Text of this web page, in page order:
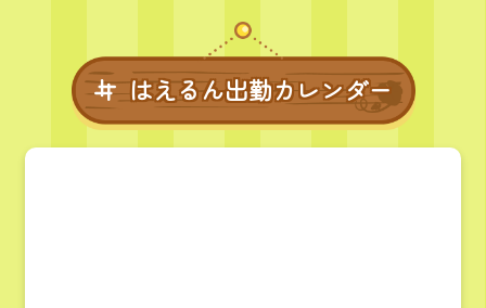
はえるん出勤カレンダー